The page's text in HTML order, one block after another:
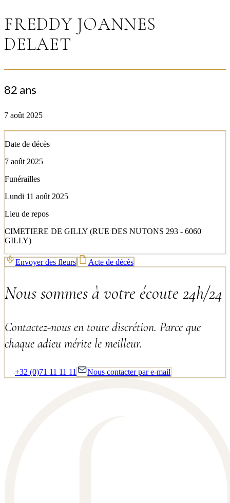
FREDDY JOANNES
DELAET
82 ans
7 août 2025
Date de décès
7 août 2025
Funérailles
Lundi 11 août 2025
Lieu de repos
CIMETIERE DE GILLY (RUE DES NUTONS 293 - 6060
GILLY)
Envoyer des fleurs Acte de décès
Nous sommes à votre écoute 24h/24
Contactez-nous en toute discrétion. Parce que
chaque adieu mérite le meilleur.
+32 (0)71 11 11 11 Nous contacter par e-mail